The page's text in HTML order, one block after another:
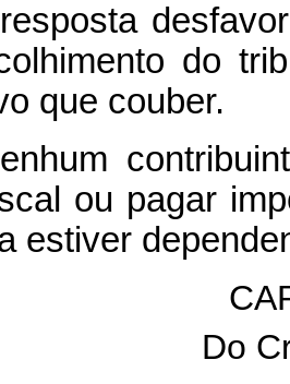
do
que couber.
ou pagar
estiver
Do